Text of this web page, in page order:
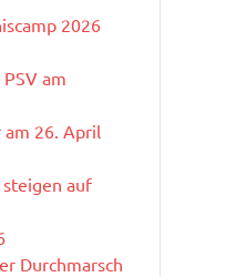
2026
am
am 26. April
steigen auf
Durchmarsch